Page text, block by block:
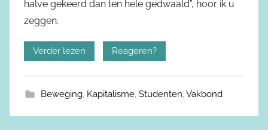
halve gekeerd dan ten hele gedwaald”, hoor ik u
zeggen.
Verder lezen Reageren?
Beweging, Kapitalisme, Studenten,Vakbond